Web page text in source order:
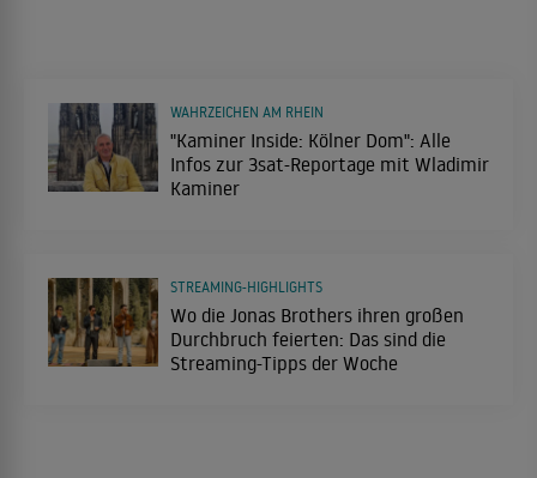
"Kaminer Inside: Kölner Dom": Alle
Infos zur 3sat-Reportage mit Wladimir
Kaminer
WAHRZEICHEN AM RHEIN
Wo die Jonas Brothers ihren großen
Durchbruch feierten: Das sind die
Streaming-Tipps der Woche
STREAMING-HIGHLIGHTS